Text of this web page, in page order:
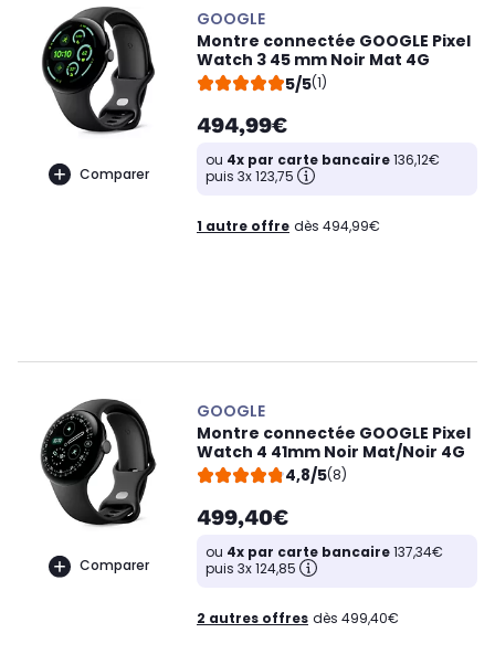
Comparer
GOOGLE
Montre connectée GOOGLE Pixel
Watch 3 45 mm Noir Mat 4G
5/5(1)
494,99€
ou 4x par carte bancaire136,12€
puis 3x 123,75
1 autre offre dès 494,99€
Comparer
GOOGLE
Montre connectée GOOGLE Pixel
Watch 4 41mm Noir Mat/Noir 4G
4,8/5(8)
499,40€
ou 4x par carte bancaire137,34€
puis 3x 124,85
2 autres offres dès 499,40€